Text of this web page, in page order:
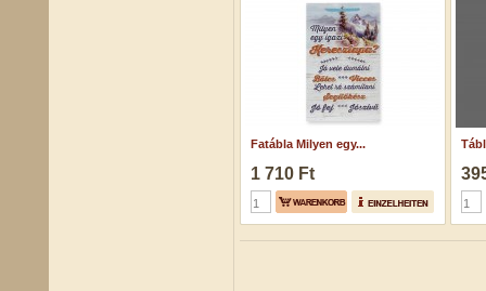
Fatábla Milyen egy...
1 710 Ft